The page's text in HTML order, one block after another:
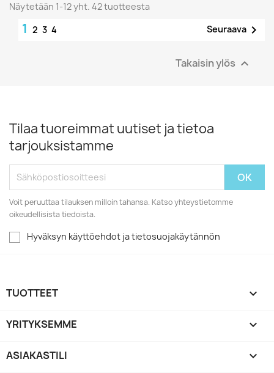
Näytetään 1-12 yht. 42 tuotteesta
1 2 3 4 Seuraava 
Takaisin ylös 
Tilaa tuoreimmat uutiset ja tietoa
tarjouksistamme
Voit peruuttaa tilauksen milloin tahansa. Katso yhteystietomme
oikeudellisista tiedoista.
Hyväksyn käyttöehdot ja tietosuojakäytännön
TUOTTEET 
YRITYKSEMME 
ASIAKASTILI 